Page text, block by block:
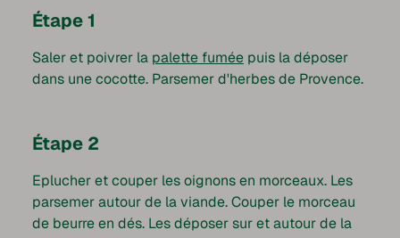
Étape 1
Saler et poivrer la palette fumée puis la déposer
dans une cocotte. Parsemer d'herbes de Provence.
Étape 2
Eplucher et couper les oignons en morceaux. Les
parsemer autour de la viande. Couper le morceau
de beurre en dés. Les déposer sur et autour de la